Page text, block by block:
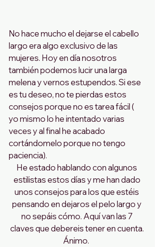
No hace mucho el dejarse el cabello
largo era algo exclusivo de las
mujeres. Hoy en día nosotros
también podemos lucir una larga
melena y vernos estupendos. Si ese
es tu deseo, no te pierdas estos
consejos porque no es tarea fácil (
yo mismo lo he intentado varias
veces y al final he acabado
cortándomelo porque no tengo
paciencia).
He estado hablando con algunos
estilistas estos días y me han dado
unos consejos para los que estéis
pensando en dejaros el pelo largo y
no sepáis cómo. Aquí van las 7
claves que debereis tener en cuenta.
Ánimo.